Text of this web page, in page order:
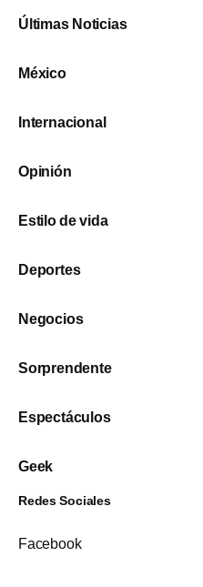
Últimas Noticias
México
Internacional
Opinión
Estilo de vida
Deportes
Negocios
Sorprendente
Espectáculos
Geek
Redes Sociales
Facebook